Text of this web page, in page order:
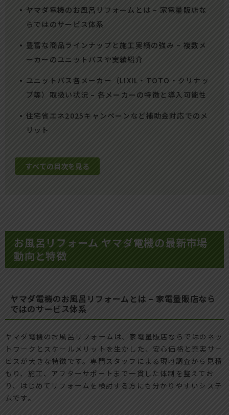
ヤマダ電機のお風呂リフォームとは – 家電量販店な
らではのサービス体系
豊富な商品ラインナップと施工実績の強み – 複数メ
ーカーのユニットバスや実績紹介
ユニットバス各メーカー（LIXIL・TOTO・クリナッ
プ等）取扱い状況 – 各メーカーの特徴と導入可能性
住宅省エネ2025キャンペーンなど補助金対応でのメ
リット
すべての目次を見る
お風呂リフォーム ヤマダ電機の最新市場
動向と特徴
ヤマダ電機のお風呂リフォームとは – 家電量販店なら
ではのサービス体系
ヤマダ電機のお風呂リフォームは、家電量販店ならではのネッ
トワークとスケールメリットを生かした、安心価格と充実サー
ビスが大きな特徴です。専門スタッフによる現地調査から見積
もり、施工、アフターサポートまで一貫した体制を整えてお
り、はじめてリフォームを検討する方にも分かりやすいシステ
ムです。